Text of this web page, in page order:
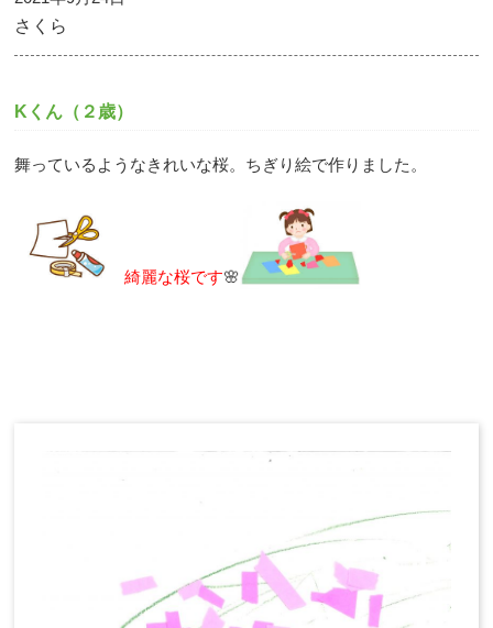
さくら
Kくん（２歳）
舞っているようなきれいな桜。ちぎり絵で作りました。
綺麗な桜です🌸